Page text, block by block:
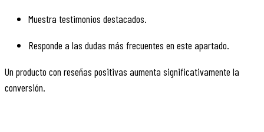
Muestra testimonios destacados.
Responde a las dudas más frecuentes en este apartado.
Un producto con reseñas positivas aumenta significativamente la
conversión.